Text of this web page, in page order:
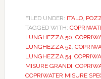
FILED UNDER: ITALO,
TAGGED WITH:
LUNGHEZZA 50,
LUNGHEZZA 52,
LUNGHEZZA 54,
MISURE GRANDI,
COPRIWATER MISURE